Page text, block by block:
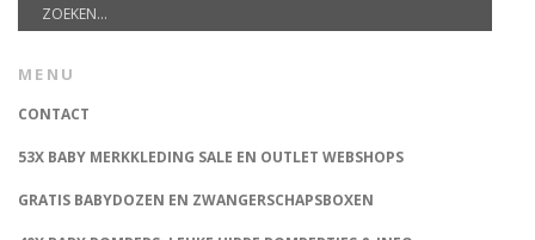
MENU
CONTACT
53X BABY MERKKLEDING SALE EN OUTLET WEBSHOPS
GRATIS BABYDOZEN EN ZWANGERSCHAPSBOXEN